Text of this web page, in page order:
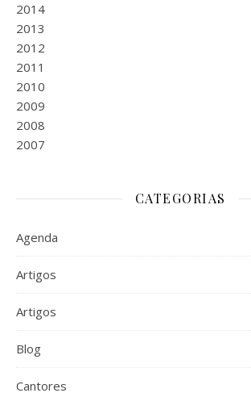
2014
2013
2012
2011
2010
2009
2008
2007
CATEGORIAS
Agenda
Artigos
Artigos
Blog
Cantores